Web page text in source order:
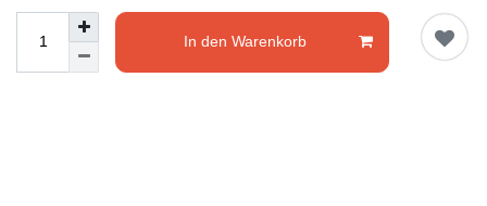
In den Warenkorb